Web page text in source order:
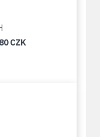
CZK